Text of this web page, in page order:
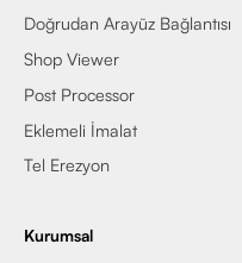
Doğrudan Arayüz Bağlantısı
Shop Viewer
Post Processor
Eklemeli İmalat
Tel Erezyon
Kurumsal